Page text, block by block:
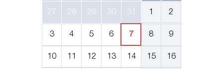
27 28 29 30 31 1 2
3 4 5 6 7 8 9
10 11 12 13 14 15 16